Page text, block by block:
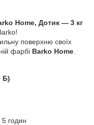
Home, Дотик — 3 кг
поверхню своїх
фарбі Barko Home
Б)
5 годин